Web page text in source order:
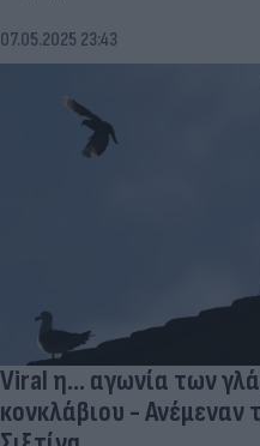
07.05.2025 23:43
Viral η... αγωνία των
κονκλάβιου -